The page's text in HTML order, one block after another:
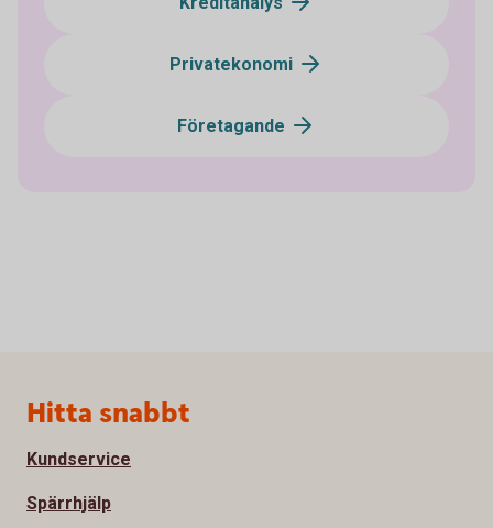
Privatekonomi
Företagande
Sidfot
Hitta snabbt
Kundservice
Spärrhjälp